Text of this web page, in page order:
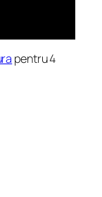
pentru 4